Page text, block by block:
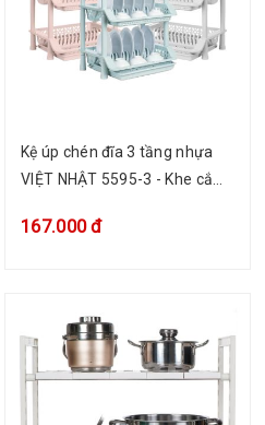
Kệ úp chén đĩa 3 tầng nhựa
VIỆT NHẬT 5595-3 - Khe cắm
167.000 đ